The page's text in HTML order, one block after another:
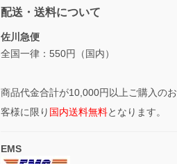
配送・送料について
佐川急便
全国一律：550円（国内）
商品代金合計が10,000円以上ご購入のお
客様に限り 国内送料無料となります。
EMS